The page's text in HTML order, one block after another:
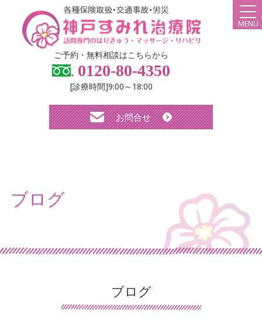
ご予約・無料相談はこちらから
0120-80-4350
[診療時間]9:00～18:00
お問合せ
MENU
弊社について
スタッフ紹介
診療メニュー・料金
求人について
ブログ
ブログ
ブログ